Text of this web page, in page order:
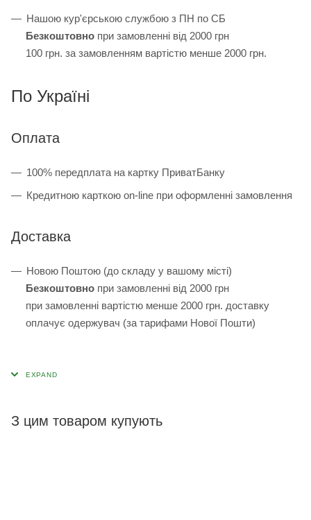
Нашою кур'єрською службою з ПН по СБ
Безкоштовно при замовленні від 2000 грн
100 грн. за замовленням вартістю менше 2000 грн.
По Україні
Оплата
100% передплата на картку ПриватБанку
Кредитною карткою on-line при оформленні замовлення
Доставка
Новою Поштою (до складу у вашому місті)
Безкоштовно при замовленні від 2000 грн
при замовленні вартістю менше 2000 грн. доставку
оплачує одержувач (за тарифами Нової Пошти)
З цим товаром купують